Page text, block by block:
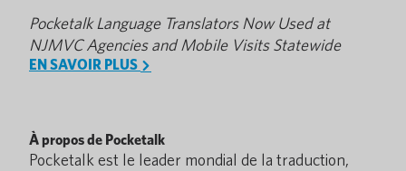
Pocketalk Language Translators Now Used at
NJMVC Agencies and Mobile Visits Statewide
EN SAVOIR PLUS
À propos de Pocketalk
Pocketalk est le leader mondial de la traduction,